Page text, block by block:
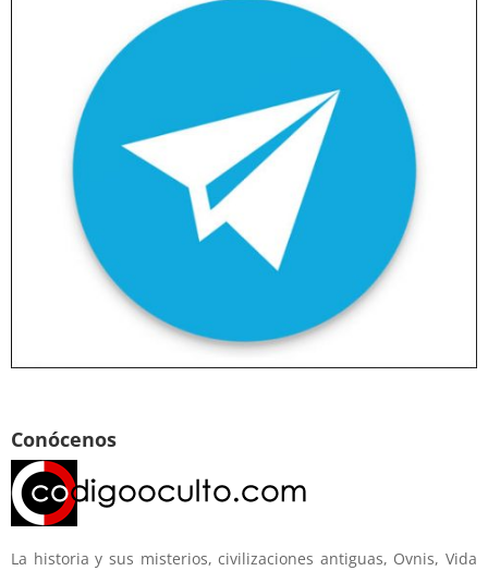
Conócenos
La historia y sus misterios, civilizaciones antiguas, Ovnis, Vida